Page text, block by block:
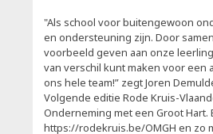
"Als school voor buitengewoon
en ondersteuning zijn. Door
voorbeeld geven aan onze
van verschil kunt maken voor een
ons hele team!” zegt Joren
Volgende editie Rode Kruis-
Onderneming met een Groot
https://rodekruis.be/OMGH en zo